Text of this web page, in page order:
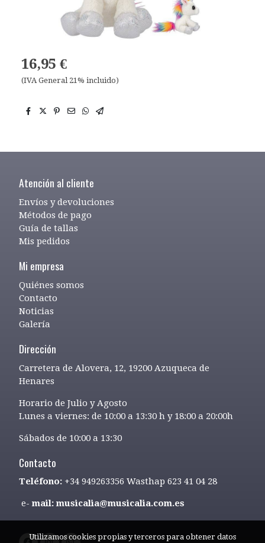
16,95 €
(IVA General 21% incluido)
Atención al cliente
Envíos y devoluciones
Métodos de pago
Guía de tallas
Mis pedidos
Mi empresa
Quiénes somos
Contacto
Noticias
Galería
Dirección
Carretera de Alovera, 12, 19200 Azuqueca de
Henares
Horario de Julio y Agosto
Lunes a viernes: de 10:00 a 13:30 h y 18:00 a 20:00h
Sábados de 10:00 a 13:30
Contacto
Teléfono: +34 949263356 Wasthap 623 41 04 28
e-mail: musicalia@musicalia.com.es
Utilizamos cookies propias y terceros para obtener datos